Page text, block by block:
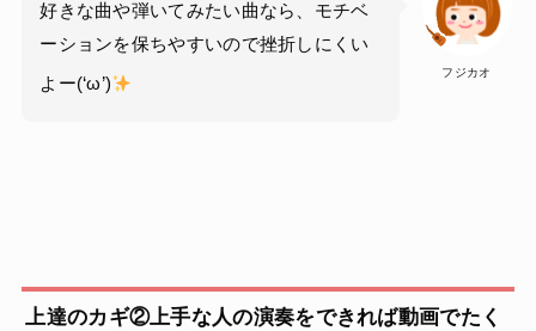
フジカオ
好きな曲や弾いてみたい曲なら、モチベ
ーションを保ちやすいので挫折しにくい
よー(‘ω’)
上達のカギ②上手な人の演奏をできれば動画でたく